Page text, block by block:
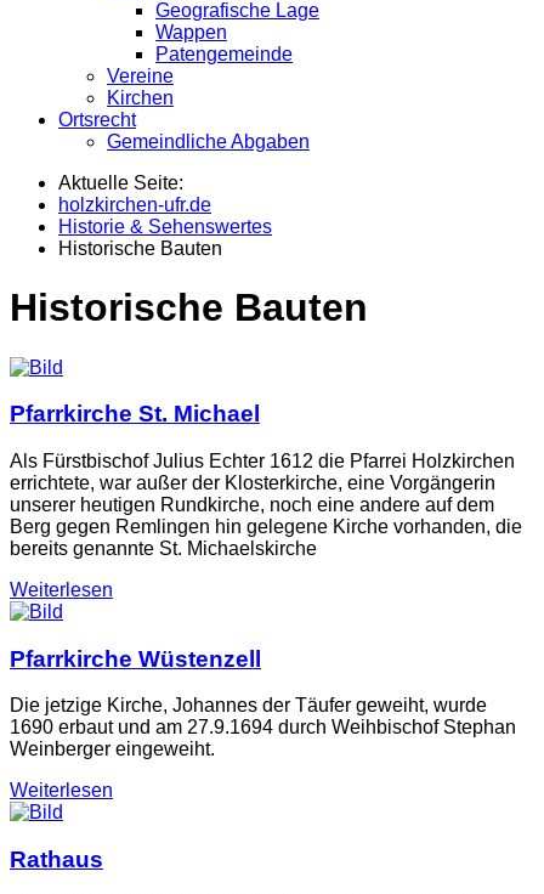
Geografische Lage
Wappen
Patengemeinde
Vereine
Kirchen
Ortsrecht
Gemeindliche Abgaben
Aktuelle Seite:
holzkirchen-ufr.de
Historie & Sehenswertes
Historische Bauten
Historische Bauten
Pfarrkirche St. Michael
Als Fürstbischof Julius Echter 1612 die Pfarrei Holzkirchen
errichtete, war außer der Klosterkirche, eine Vorgängerin
unserer heutigen Rundkirche, noch eine andere auf dem
Berg gegen Remlingen hin gelegene Kirche vorhanden, die
bereits genannte St. Michaelskirche
Weiterlesen
Pfarrkirche Wüstenzell
Die jetzige Kirche, Johannes der Täufer geweiht, wurde
1690 erbaut und am 27.9.1694 durch Weihbischof Stephan
Weinberger eingeweiht.
Weiterlesen
Rathaus